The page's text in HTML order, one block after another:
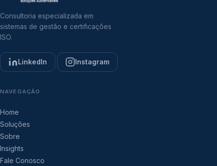
Consultoria especializada em
sistemas de gestão e certificações
ISO.
LinkedIn Instagram
NAVEGAÇÃO
Home
Soluções
Sobre
Insights
Fale Conosco